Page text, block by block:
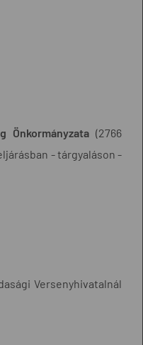
Önkormányzata (2766
- tárgyaláson -
Versenyhivatalnál